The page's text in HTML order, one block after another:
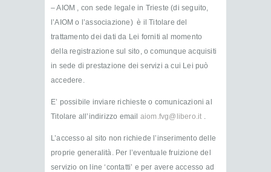
– AIOM , con sede legale in Trieste (di seguito,
l’AIOM o l’associazione) è il Titolare del
trattamento dei dati da Lei forniti al momento
della registrazione sul sito, o comunque acquisiti
in sede di prestazione dei servizi a cui Lei può
accedere.
E’ possibile inviare richieste o comunicazioni al
Titolare all’indirizzo email aiom.fvg@libero.it .
L’accesso al sito non richiede l’inserimento delle
proprie generalità. Per l’eventuale fruizione del
servizio on line ‘contatti’ e per avere accesso ad